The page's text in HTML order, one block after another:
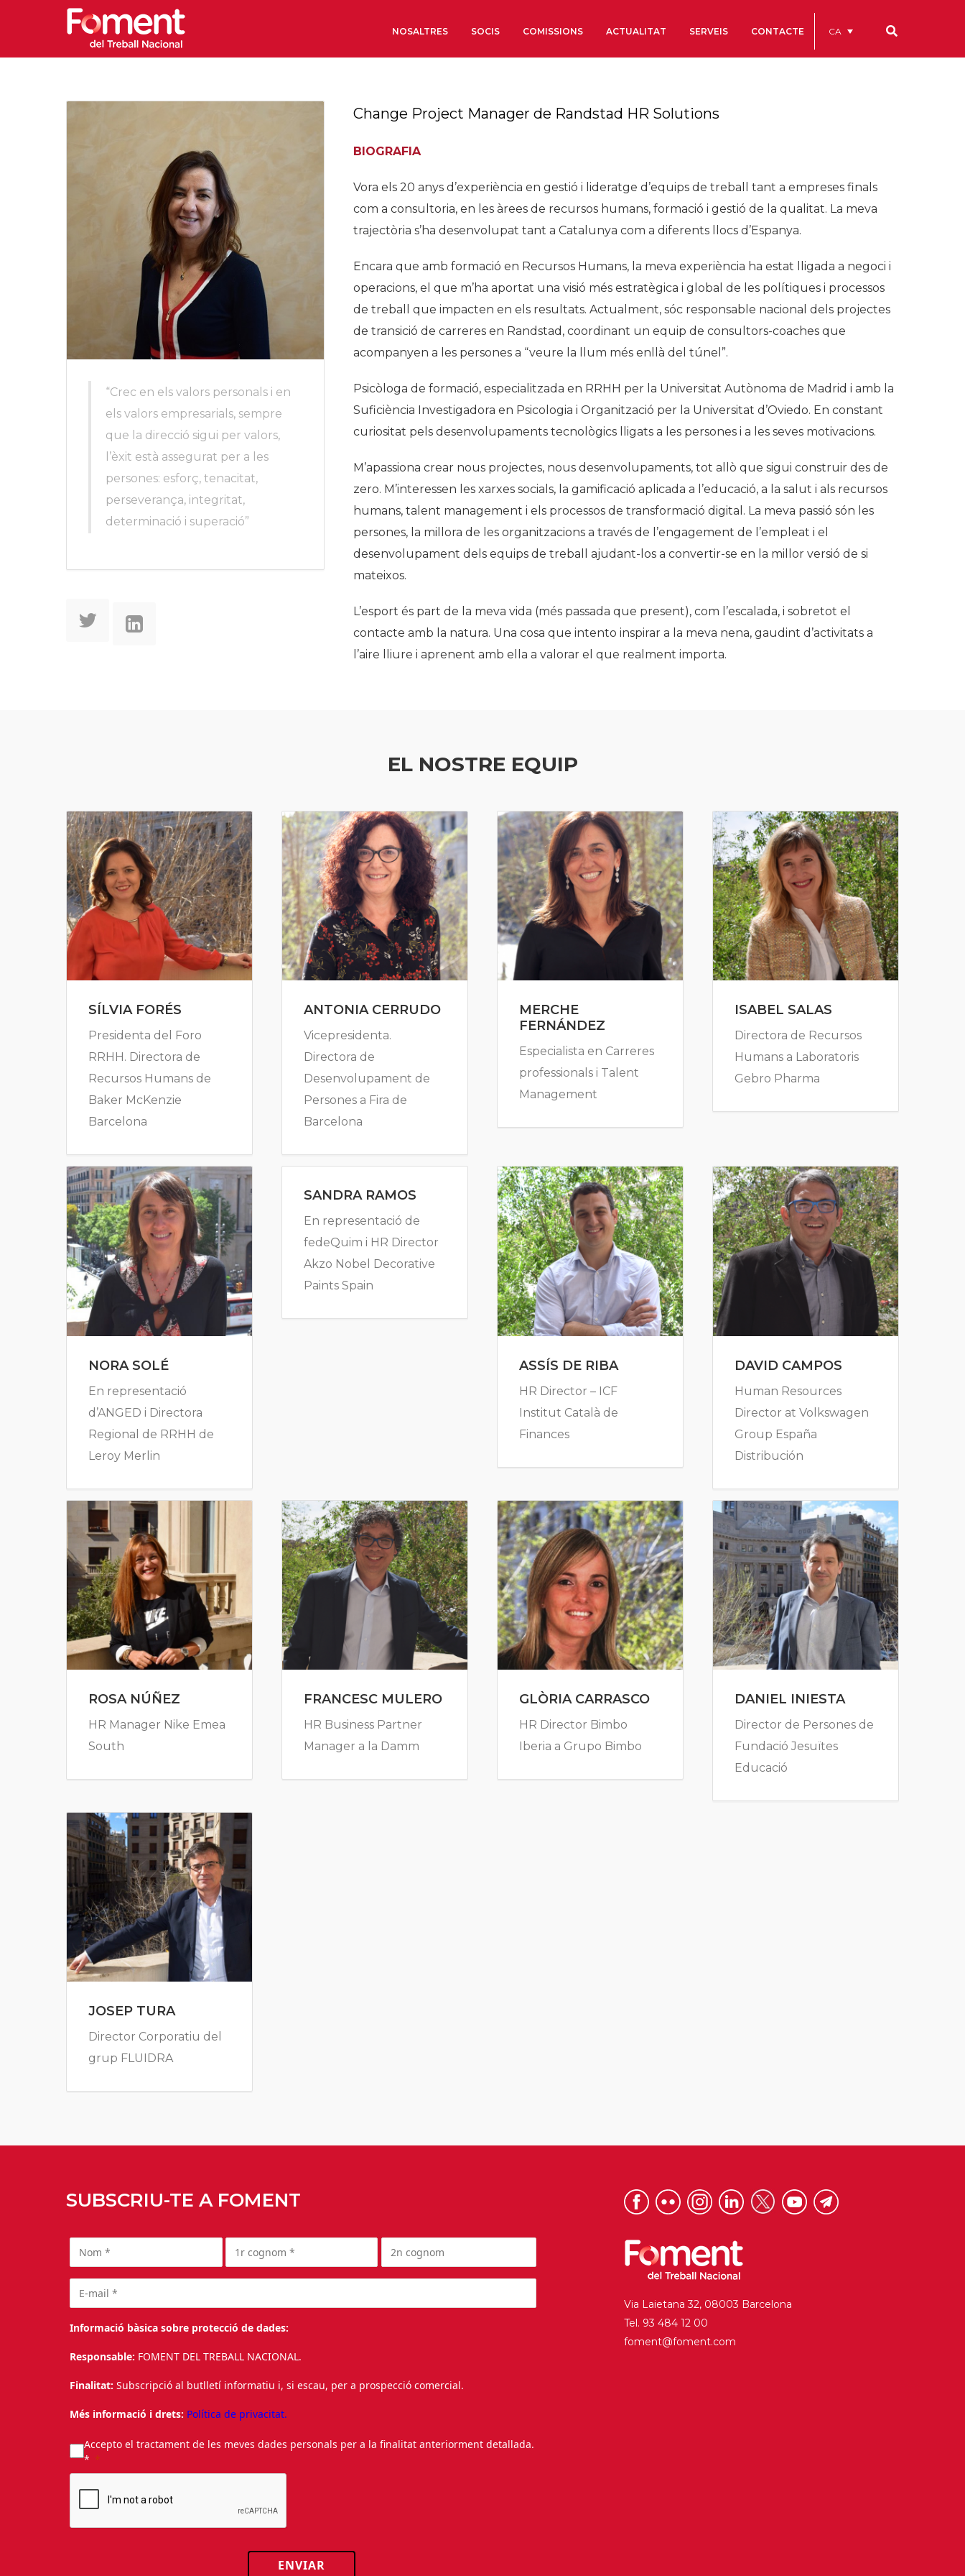
NOSALTRES
Òrgans de Govern
Institut d’Estudis Estratègics
Societat Barcelonesa d’Estudis
Econòmics i Socials
Organitzacions sectorials
Coneix més
Biblioteca Arxiu
Seu Social
Portal de la Transparència
SOCIS COMISSIONS ACTUALITAT SERVEIS CONTACTE CA
“Crec en els valors personals i en
els valors empresarials, sempre
que la direcció sigui per valors,
l’èxit està assegurat per a les
persones: esforç, tenacitat,
perseverança, integritat,
determinació i superació”
Change Project Manager de Randstad HR Solutions
BIOGRAFIA
Vora els 20 anys d’experiència en gestió i lideratge d’equips de treball tant a empreses finals
com a consultoria, en les àrees de recursos humans, formació i gestió de la qualitat. La meva
trajectòria s’ha desenvolupat tant a Catalunya com a diferents llocs d’Espanya.
Encara que amb formació en Recursos Humans, la meva experiència ha estat lligada a negoci i
operacions, el que m’ha aportat una visió més estratègica i global de les polítiques i processos
de treball que impacten en els resultats. Actualment, sóc responsable nacional dels projectes
de transició de carreres en Randstad, coordinant un equip de consultors-coaches que
acompanyen a les persones a “veure la llum més enllà del túnel”.
Psicòloga de formació, especialitzada en RRHH per la Universitat Autònoma de Madrid i amb la
Suficiència Investigadora en Psicologia i Organització per la Universitat d’Oviedo. En constant
curiositat pels desenvolupaments tecnològics lligats a les persones i a les seves motivacions.
M’apassiona crear nous projectes, nous desenvolupaments, tot allò que sigui construir des de
zero. M’interessen les xarxes socials, la gamificació aplicada a l’educació, a la salut i als recursos
humans, talent management i els processos de transformació digital. La meva passió són les
persones, la millora de les organitzacions a través de l’engagement de l’empleat i el
desenvolupament dels equips de treball ajudant-los a convertir-se en la millor versió de si
mateixos.
L’esport és part de la meva vida (més passada que present), com l’escalada, i sobretot el
contacte amb la natura. Una cosa que intento inspirar a la meva nena, gaudint d’activitats a
l’aire lliure i aprenent amb ella a valorar el que realment importa.
EL NOSTRE EQUIP
SÍLVIA FORÉS
Presidenta del Foro
RRHH. Directora de
Recursos Humans de
Baker McKenzie
Barcelona
ANTONIA CERRUDO
Vicepresidenta.
Directora de
Desenvolupament de
Persones a Fira de
Barcelona
MERCHE
FERNÁNDEZ
Especialista en Carreres
professionals i Talent
Management
ISABEL SALAS
Directora de Recursos
Humans a Laboratoris
Gebro Pharma
NORA SOLÉ
En representació
d’ANGED i Directora
Regional de RRHH de
Leroy Merlin
SANDRA RAMOS
En representació de
fedeQuim i HR Director
Akzo Nobel Decorative
Paints Spain
ASSÍS DE RIBA
HR Director – ICF
Institut Català de
Finances
DAVID CAMPOS
Human Resources
Director at Volkswagen
Group España
Distribución
ROSA NÚÑEZ
HR Manager Nike Emea
South
FRANCESC MULERO
HR Business Partner
Manager a la Damm
GLÒRIA CARRASCO
HR Director Bimbo
Iberia a Grupo Bimbo
DANIEL INIESTA
Director de Persones de
Fundació Jesuïtes
Educació
JOSEP TURA
Director Corporatiu del
grup FLUIDRA
SUBSCRIU-TE A FOMENT
Informació bàsica sobre protecció de dades:
Responsable: FOMENT DEL TREBALL NACIONAL.
Finalitat: Subscripció al butlletí informatiu i, si escau, per a prospecció comercial.
Més informació i drets: Política de privacitat.
Accepto el tractament de les meves dades personals per a la finalitat anteriorment detallada.
*
ENVIAR
Via Laietana 32, 08003 Barcelona
Tel. 93 484 12 00
foment@foment.com